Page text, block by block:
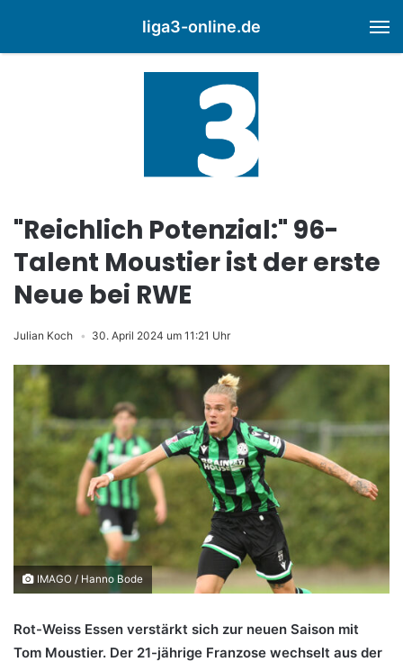
liga3-online.de
"Reichlich Potenzial:" 96-
Talent Moustier ist der erste
Neue bei RWE
Julian Koch 30. April 2024 um 11:21 Uhr
IMAGO / Hanno Bode
Rot-Weiss Essen verstärkt sich zur neuen Saison mit
Tom Moustier. Der 21-jährige Franzose wechselt aus der